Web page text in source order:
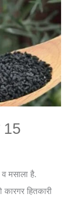
15
मसाला है.
हितकारी